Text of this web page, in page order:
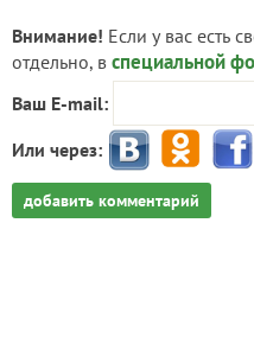
Внимание! Если у вас есть
отдельно, в специальной
Ваш E-mail:
Или через:
добавить комментарий